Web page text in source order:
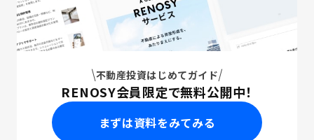
不動産投資はじめてガイド
RENOSY会員限定で無料公開中！
まずは資料をみてみる